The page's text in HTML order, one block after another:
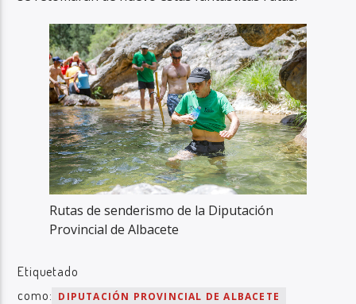
Rutas de senderismo de la Diputación
Provincial de Albacete
Etiquetado
como: DIPUTACIÓN PROVINCIAL DE ALBACETE